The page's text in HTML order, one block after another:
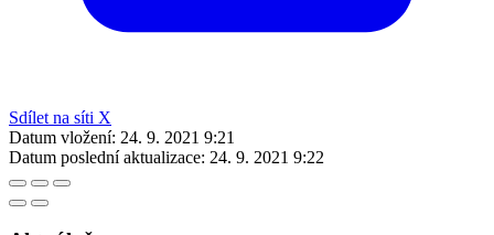
Sdílet na síti X
Datum vložení: 24. 9. 2021 9:21
Datum poslední aktualizace: 24. 9. 2021 9:22